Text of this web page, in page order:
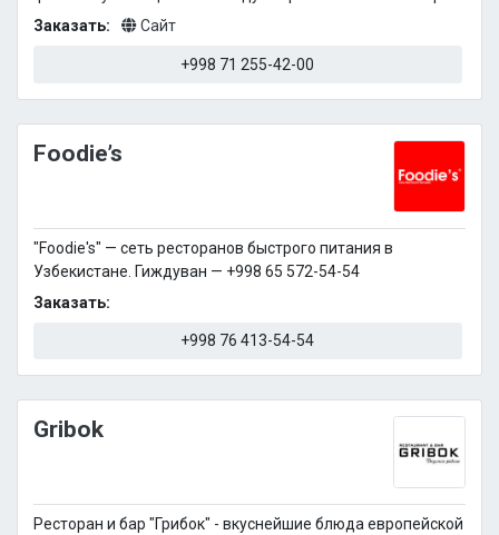
Заказать:
Сайт
+998 71 255-42-00
Foodie’s
"Foodie's" — сеть ресторанов быстрого питания в
Узбекистане. Гиждуван — +998 65 572-54-54
Заказать:
+998 76 413-54-54
Gribok
Ресторан и бар "Грибок" - вкуснейшие блюда европейской